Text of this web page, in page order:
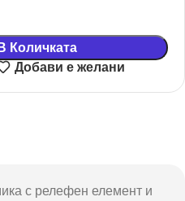
Количката
Добави е желани
с релефен елемент и